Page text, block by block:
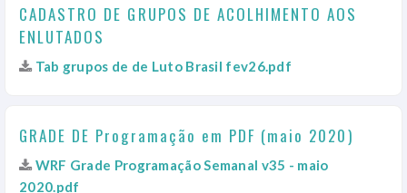
CADASTRO DE GRUPOS DE ACOLHIMENTO AOS
ENLUTADOS
Tab grupos de de Luto Brasil fev26.pdf
GRADE DE Programação em PDF (maio 2020)
WRF Grade Programação Semanal v35 - maio
2020.pdf